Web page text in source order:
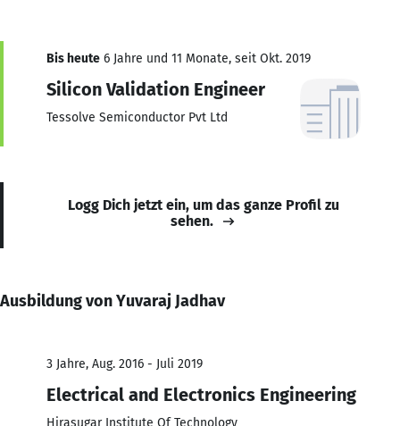
Bis heute 6 Jahre und 11 Monate, seit Okt. 2019
Silicon Validation Engineer
Tessolve Semiconductor Pvt Ltd
Logg Dich jetzt ein, um das ganze Profil zu
sehen.
Ausbildung von Yuvaraj Jadhav
3 Jahre, Aug. 2016 - Juli 2019
Electrical and Electronics Engineering
Hirasugar Institute Of Technology